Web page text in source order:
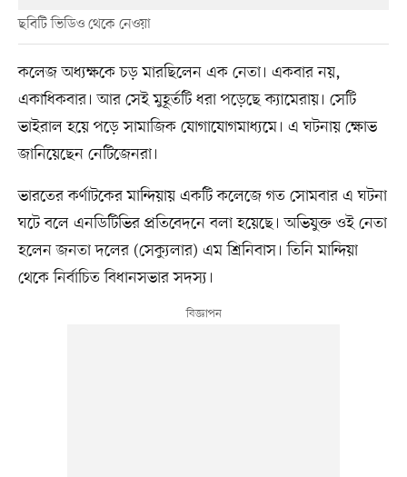
ছবিটি ভিডিও থেকে নেওয়া
কলেজ অধ্যক্ষকে চড় মারছিলেন এক নেতা। একবার নয়,
একাধিকবার। আর সেই মুহূর্তটি ধরা পড়েছে ক্যামেরায়। সেটি
ভাইরাল হয়ে পড়ে সামাজিক যোগাযোগমাধ্যমে। এ ঘটনায় ক্ষোভ
জানিয়েছেন নেটিজেনরা।
ভারতের কর্ণাটকের মান্দিয়ায় একটি কলেজে গত সোমবার এ ঘটনা
ঘটে বলে এনডিটিভির প্রতিবেদনে বলা হয়েছে। অভিযুক্ত ওই নেতা
হলেন জনতা দলের (সেক্যুলার) এম শ্রিনিবাস। তিনি মান্দিয়া
থেকে নির্বাচিত বিধানসভার সদস্য।